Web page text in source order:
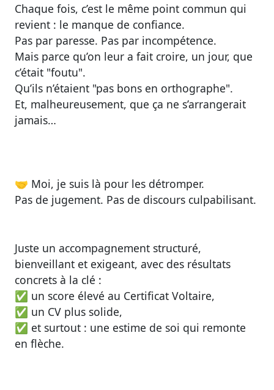
Chaque fois, c’est le même point commun qui
revient : le manque de confiance.
Pas par paresse. Pas par incompétence.
Mais parce qu’on leur a fait croire, un jour, que
c’était "foutu".
Qu’ils n’étaient "pas bons en orthographe".
Et, malheureusement, que ça ne s’arrangerait
jamais…
🤝 Moi, je suis là pour les détromper.
Pas de jugement. Pas de discours culpabilisant.
Juste un accompagnement structuré,
bienveillant et exigeant, avec des résultats
concrets à la clé :
✅ un score élevé au Certificat Voltaire,
✅ un CV plus solide,
✅ et surtout : une estime de soi qui remonte
en flèche.